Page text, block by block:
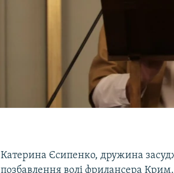
Катерина Єсипенко, дружина
позбавлення волі фрилансера